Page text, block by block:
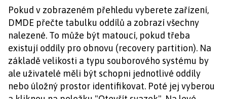
Pokud v zobrazeném přehledu vyberete zařízení,
DMDE přečte tabulku oddílů a zobrazí všechny
nalezené. To může být matoucí, pokud třeba
existují oddíly pro obnovu (recovery partition). Na
základě velikosti a typu souborového systému by
ale uživatelé měli být schopni jednotlivé oddíly
nebo úložný prostor identifikovat. Poté jej vyberou